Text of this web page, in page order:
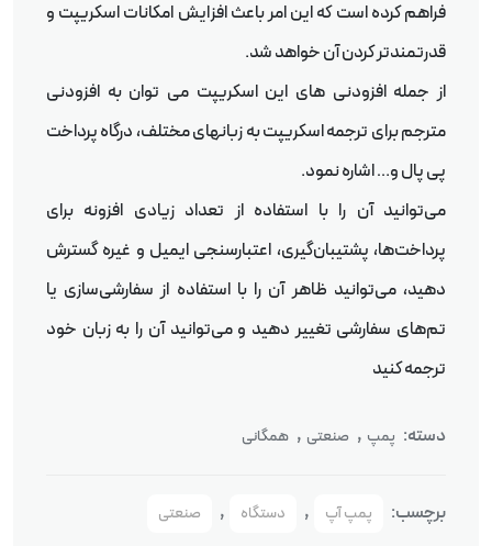
فراهم کرده است که این امر باعث افزایش امکانات اسکریپت و
قدرتمندتر کردن آن خواهد شد.
از جمله افزودنی های این اسکریپت می توان به افزودنی
مترجم برای ترجمه اسکریپت به زبانهای مختلف، درگاه پرداخت
پی پال و… اشاره نمود.
می‌توانید آن را با استفاده از تعداد زیادی افزونه برای
پرداخت‌ها، پشتیبان‌گیری، اعتبارسنجی ایمیل و غیره گسترش
دهید، می‌توانید ظاهر آن را با استفاده از سفارشی‌سازی یا
تم‌های سفارشی تغییر دهید و می‌توانید آن را به زبان خود
ترجمه کنید
دسته: پمپ , صنعتی , همگانی
برچسب: پمپ آپ , دستگاه , صنعتی